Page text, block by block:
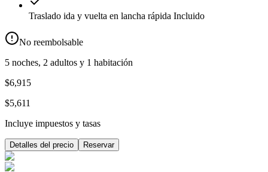
Traslado ida y vuelta en lancha rápida Incluido
No reembolsable
5 noches, 2 adultos y 1 habitación
$6,915
$5,611
Incluye impuestos y tasas
Detalles del precio Reservar